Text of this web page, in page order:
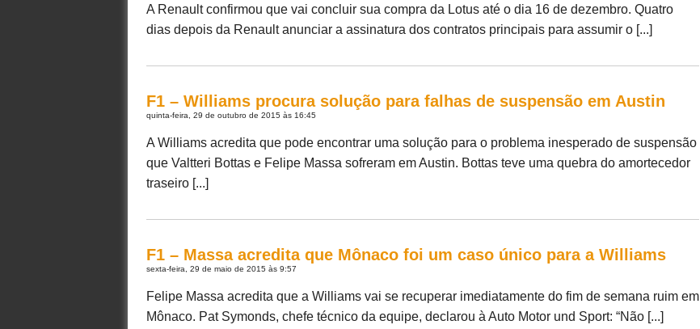
A Renault confirmou que vai concluir sua compra da Lotus até o dia 16 de dezembro. Quatro
dias depois da Renault anunciar a assinatura dos contratos principais para assumir o [...]
F1 – Williams procura solução para falhas de suspensão em Austin
quinta-feira, 29 de outubro de 2015 às 16:45
A Williams acredita que pode encontrar uma solução para o problema inesperado de suspensão
que Valtteri Bottas e Felipe Massa sofreram em Austin. Bottas teve uma quebra do amortecedor
traseiro [...]
F1 – Massa acredita que Mônaco foi um caso único para a Williams
sexta-feira, 29 de maio de 2015 às 9:57
Felipe Massa acredita que a Williams vai se recuperar imediatamente do fim de semana ruim em
Mônaco. Pat Symonds, chefe técnico da equipe, declarou à Auto Motor und Sport: “Não [...]